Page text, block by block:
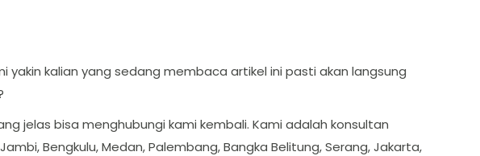
yakin kalian yang sedang membaca artikel ini pasti akan langsung
jelas bisa menghubungi kami kembali. Kami adalah konsultan
Bengkulu, Medan, Palembang, Bangka Belitung, Serang, Jakarta,